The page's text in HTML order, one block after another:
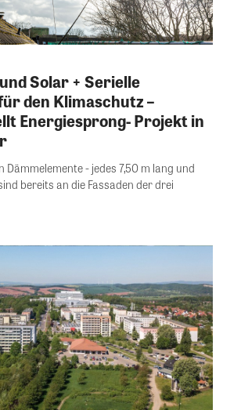
Solar + Serielle
den Klimaschutz –
Energiesprong- Projekt in
Dämmelemente - jedes 7,50 m lang und
bereits an die Fassaden der drei